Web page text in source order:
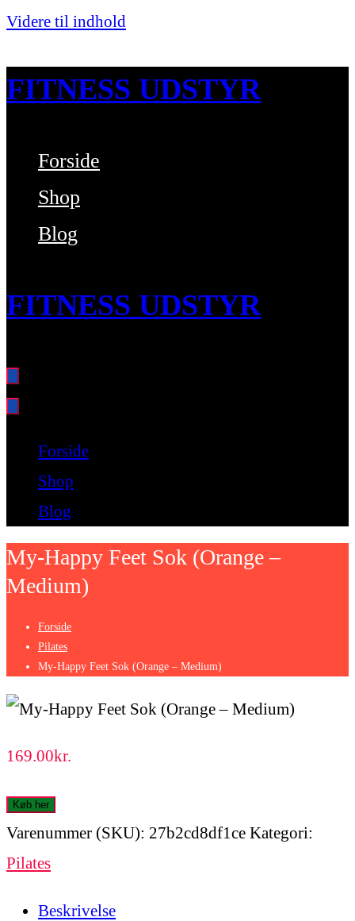
Videre til indhold
FITNESS UDSTYR
Bare endnu et fitness websted
Forside
Shop
Blog
FITNESS UDSTYR
Bare endnu et fitness websted
Forside
Shop
Blog
My-Happy Feet Sok (Orange –
Medium)
Forside
Pilates
My-Happy Feet Sok (Orange – Medium)
169.00kr.
Køb her
Varenummer (SKU): 27b2cd8df1ce Kategori:
Pilates
Beskrivelse